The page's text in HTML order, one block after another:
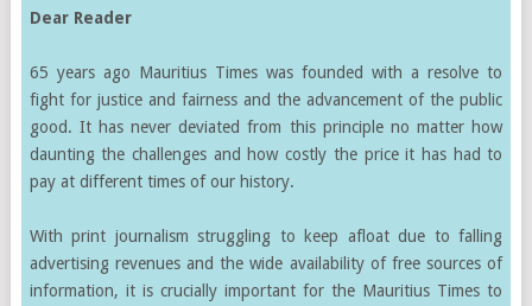
Dear Reader
65 years ago Mauritius Times was founded with a resolve to
fight for justice and fairness and the advancement of the public
good. It has never deviated from this principle no matter how
daunting the challenges and how costly the price it has had to
pay at different times of our history.
With print journalism struggling to keep afloat due to falling
advertising revenues and the wide availability of free sources of
information, it is crucially important for the Mauritius Times to